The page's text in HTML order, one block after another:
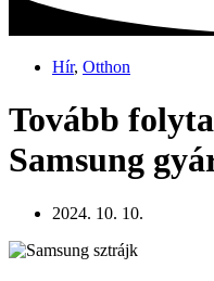
Hír, Otthon
Tovább
Samsung
2024. 10. 10.